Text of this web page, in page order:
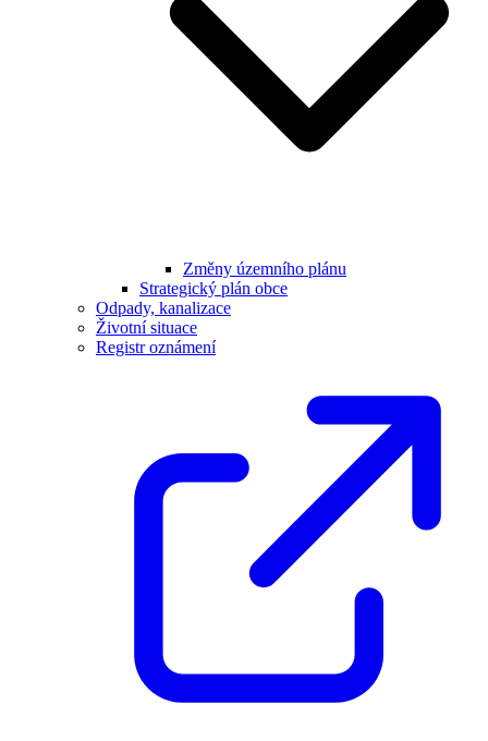
Změny územního plánu
Strategický plán obce
Odpady, kanalizace
Životní situace
Registr oznámení